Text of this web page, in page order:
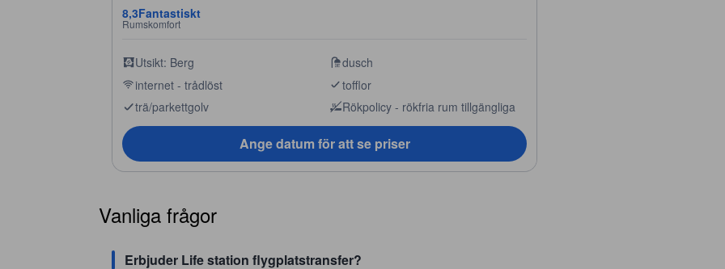
8,3Fantastiskt
Rumskomfort
Utsikt: Berg dusch
internet - trådlöst tofflor
trä/parkettgolv Rökpolicy - rökfria rum tillgängliga
Ange datum för att se priser
Vanliga frågor
Erbjuder Life station flygplatstransfer?